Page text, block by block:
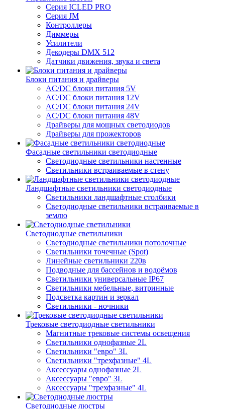
Серия ICLED PRO
Серия JM
Контроллеры
Диммеры
Усилители
Декодеры DMX 512
Датчики движения, звука и света
Блоки питания и драйверы
AC/DC блоки питания 5V
AC/DC блоки питания 12V
AC/DC блоки питания 24V
AC/DC блоки питания 48V
Драйверы для мощных светодиодов
Драйверы для прожекторов
Фасадные светильники светодиодные
Светодиодные светильники настенные
Светильники встраиваемые в стену
Ландшафтные светильники светодиодные
Светильники ландшафтные столбики
Светодиодные светильники встраиваемые в
землю
Светодиодные светильники
Светодиодные светильники потолочные
Светильники точечные (Spot)
Линейные светильники 220в
Подводные для бассейнов и водоёмов
Светильники универсальные IP67
Светильники мебельные, витринные
Подсветка картин и зеркал
Светильники - ночники
Трековые светодиодные светильники
Магнитные трековые системы освещения
Светильники однофазные 2L
Светильники "евро" 3L
Светильники "трехфазные" 4L
Аксессуары однофазные 2L
Аксессуары "евро" 3L
Аксессуары "трехфазные" 4L
Светодиодные люстры